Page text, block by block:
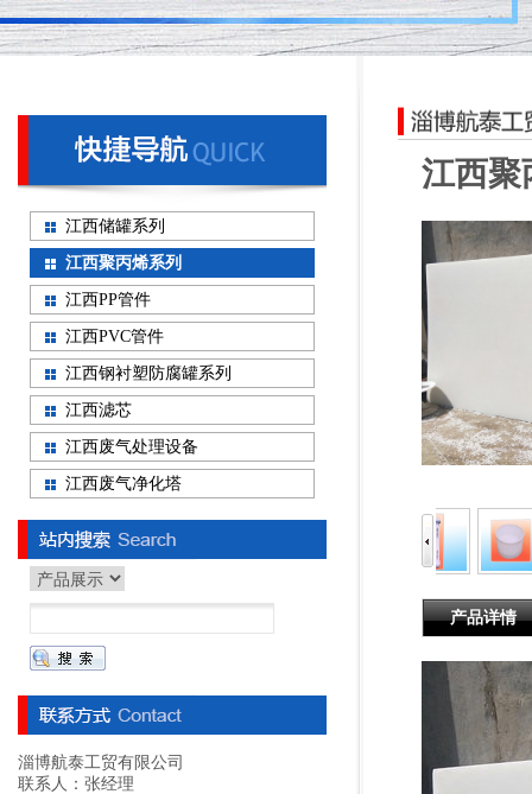
江西聚
产品详情
江西储罐系列
江西聚丙烯系列
江西PP管件
江西PVC管件
江西钢衬塑防腐罐系列
江西滤芯
江西废气处理设备
江西废气净化塔
淄博航泰工贸有限公司
联系人：张经理